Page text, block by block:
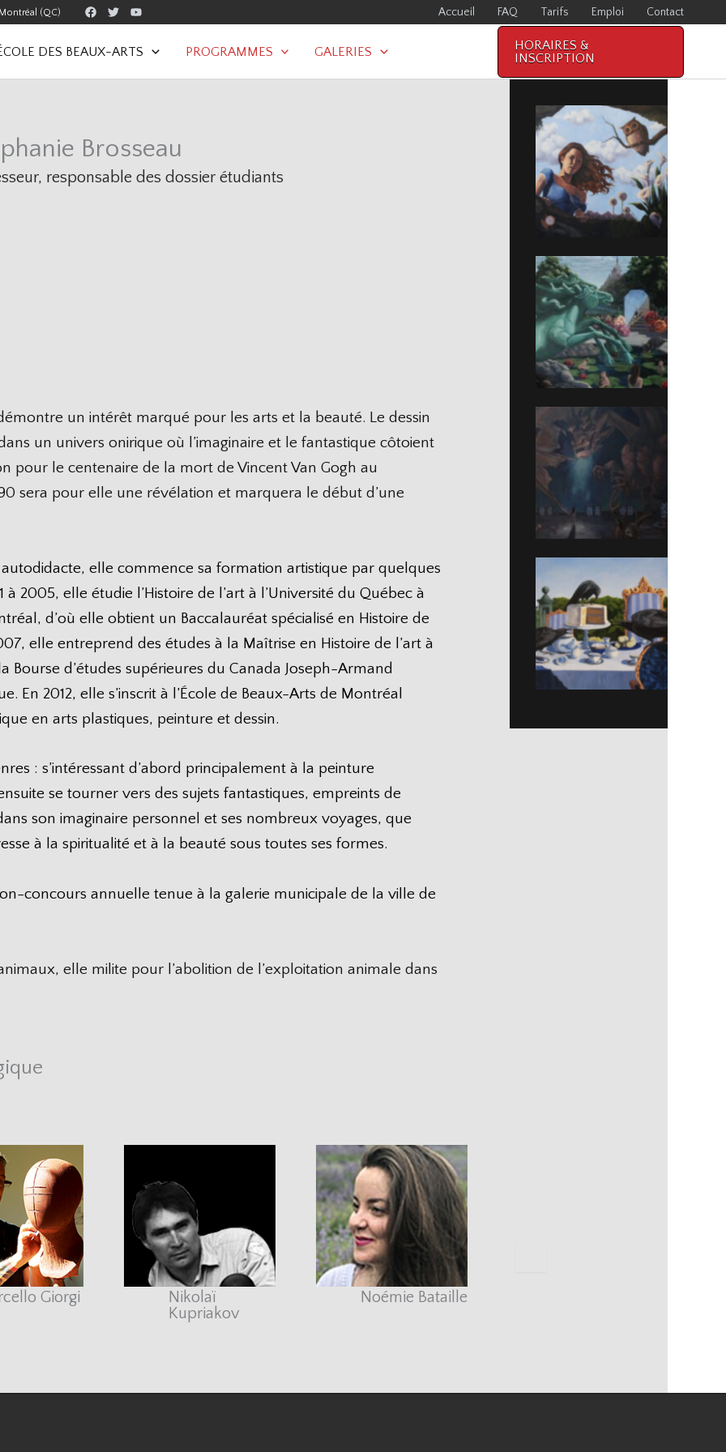
(QC) Accueil FAQ Tarifs Emploi Contact
DES BEAUX-ARTS PROGRAMMES GALERIES
HORAIRES &
INSCRIPTION
Brosseau
responsable des dossier étudiants
un intérêt marqué pour les arts et la beauté. Le dessin
un univers onirique où l’imaginaire et le fantastique côtoient
pour le centenaire de la mort de Vincent Van Gogh au
sera pour elle une révélation et marquera le début d’une
elle commence sa formation artistique par quelques
2005, elle étudie l’Histoire de l’art à l’Université du Québec à
d’où elle obtient un Baccalauréat spécialisé en Histoire de
elle entreprend des études à la Maîtrise en Histoire de l’art à
Bourse d’études supérieures du Canada Joseph-Armand
En 2012, elle s’inscrit à l’École de Beaux-Arts de Montréal
en arts plastiques, peinture et dessin.
: s’intéressant d’abord principalement à la peinture
se tourner vers des sujets fantastiques, empreints de
son imaginaire personnel et ses nombreux voyages, que
à la spiritualité et à la beauté sous toutes ses formes.
concours annuelle tenue à la galerie municipale de la ville de
elle milite pour l’abolition de l’exploitation animale dans
Giorgi
Nikolaï
Kupriakov
Noémie Bataille